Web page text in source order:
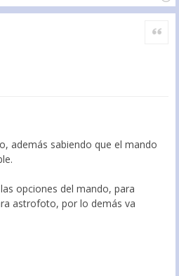
Citar
además sabiendo que el mando
opciones del mando, para
astrofoto, por lo demás va